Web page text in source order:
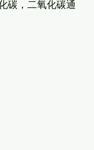
碳，二氧化碳通